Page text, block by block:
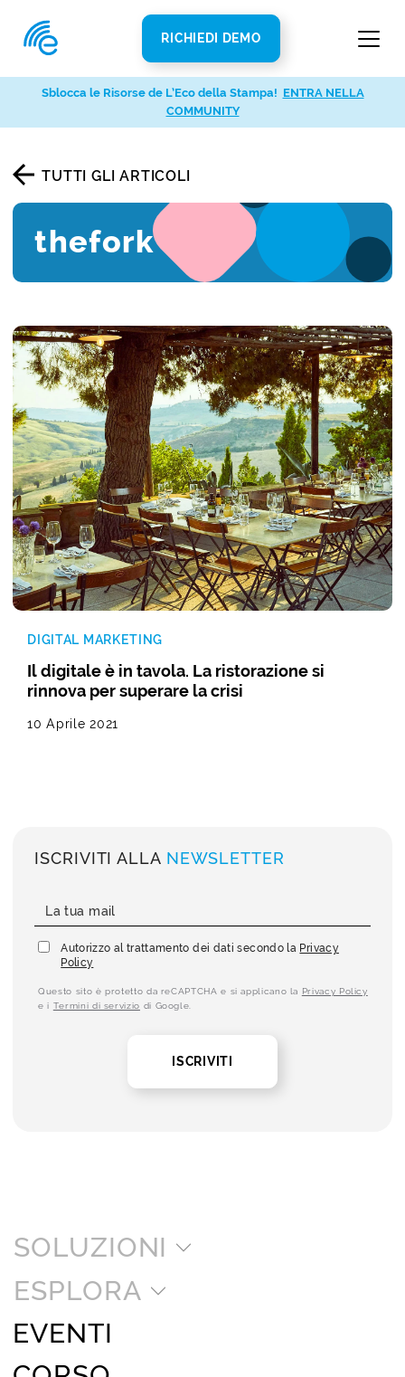
RICHIEDI DEMO
TUTTI GLI ARTICOLI
thefork
DIGITAL MARKETING
Il digitale è in tavola. La ristorazione si
rinnova per superare la crisi
10 Aprile 2021
ISCRIVITI ALLA NEWSLETTER
Autorizzo al trattamento dei dati secondo la Privacy
Policy
Questo sito è protetto da reCAPTCHA e si applicano la Privacy Policy
e i Termini di servizio di Google.
ISCRIVITI
SOLUZIONI
ESPLORA
EVENTI
Sblocca le Risorse de L’Eco della Stampa! ENTRA NELLA
COMMUNITY